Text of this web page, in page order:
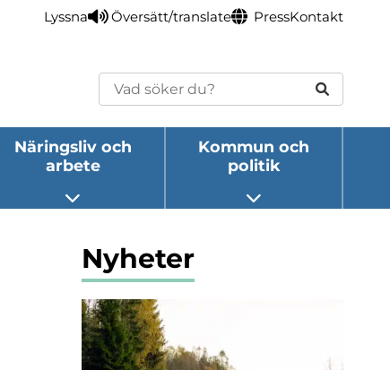
Lyssna Översätt/translate PressKontakt
Sök
Näringsliv och
arbete
Öppna undermeny
Kommun och
politik
Öppna undermeny
Nyheter